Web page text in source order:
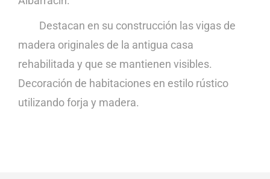
Destacan en su construcción las vigas de
madera originales de la antigua casa
rehabilitada y que se mantienen visibles.
Decoración de habitaciones en estilo rústico
utilizando forja y madera.